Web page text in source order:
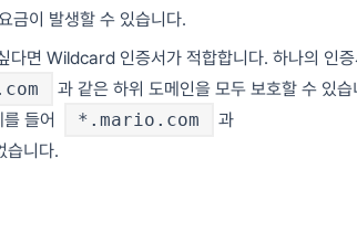
금이 발생할 수 있습니다.
다면 Wildcard 인증서가 적합합니다. 하나의 인
과 같은 하위 도메인을 모두 보호할 수 있습
들어
*.mario.com
과
습니다.